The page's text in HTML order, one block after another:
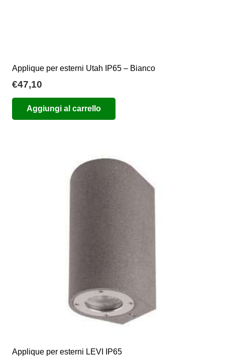
Applique per esterni Utah IP65 – Bianco
€47,10
Aggiungi al carrello
Applique per esterni LEVI IP65